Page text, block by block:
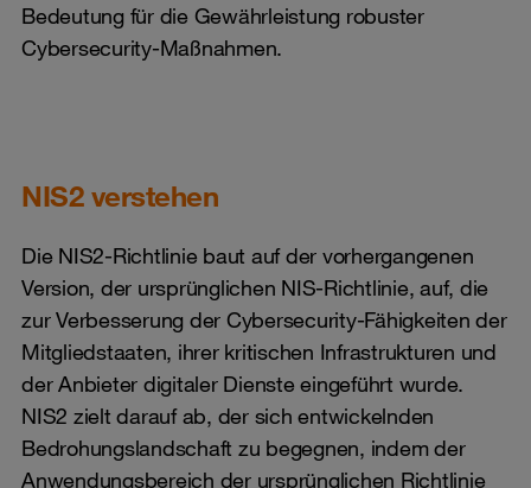
Bedeutung für die Gewährleistung robuster
Cybersecurity-Maßnahmen.
NIS2 verstehen
Die NIS2-Richtlinie baut auf der vorhergangenen
Version, der ursprünglichen NIS-Richtlinie, auf, die
zur Verbesserung der Cybersecurity-Fähigkeiten der
Mitgliedstaaten, ihrer kritischen Infrastrukturen und
der Anbieter digitaler Dienste eingeführt wurde.
NIS2 zielt darauf ab, der sich entwickelnden
Bedrohungslandschaft zu begegnen, indem der
Anwendungsbereich der ursprünglichen Richtlinie